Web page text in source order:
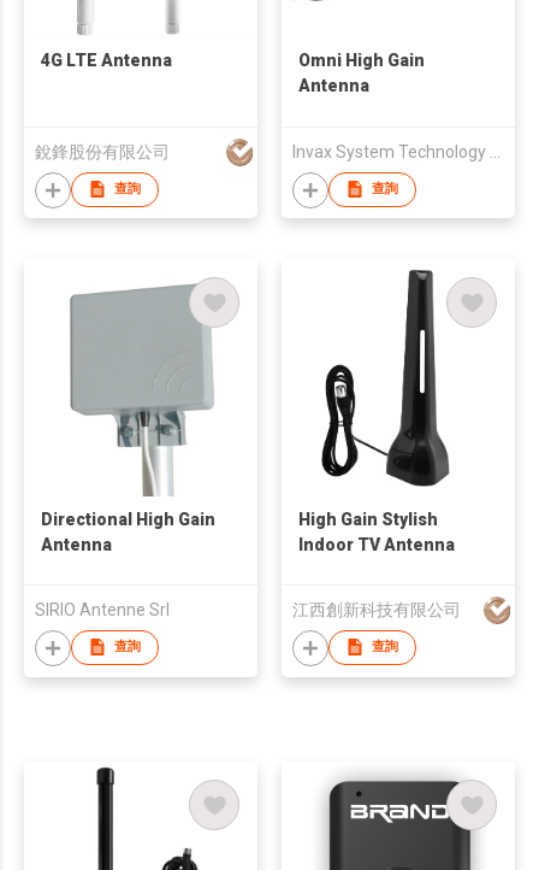
4G LTE Antenna
銳鋒股份有限公司
查詢
Omni High Gain
Antenna
查詢
Directional High Gain
Antenna
SIRIO Antenne Srl
查詢
High Gain Stylish
Indoor TV Antenna
江西創新科技有限公司
查詢